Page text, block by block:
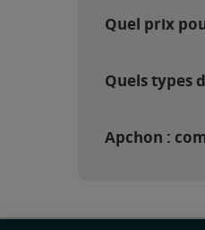
Quel prix
Quels types
Apchon :